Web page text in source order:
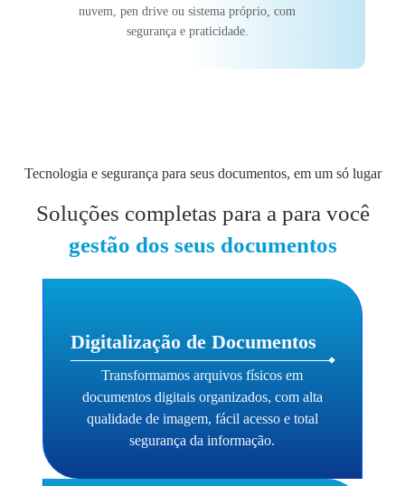
nuvem, pen drive ou sistema próprio, com
segurança e praticidade.
Tecnologia e segurança para seus documentos, em um só lugar
Soluções completas para a para você
gestão dos seus documentos
Digitalização de Documentos
Transformamos arquivos físicos em
documentos digitais organizados, com alta
qualidade de imagem, fácil acesso e total
segurança da informação.